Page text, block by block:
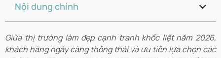
Nội dung chính
Giữa thị trường làm đẹp cạnh tranh khốc liệt năm 2026,
khách hàng ngày càng thông thái và ưu tiên lựa chọn các